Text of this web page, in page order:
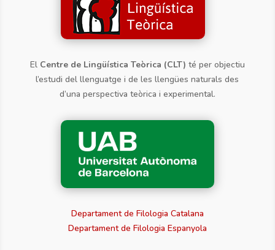
El Centre de Lingüística Teòrica (CLT) té per objectiu
l’estudi del llenguatge i de les llengües naturals des
d’una perspectiva teòrica i experimental.
Departament de Filologia Catalana
Departament de Filologia Espanyola